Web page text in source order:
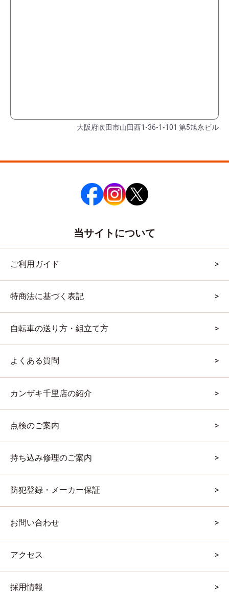
大阪府吹田市山田西1-36-1-101 第5旭永ビル
当サイトについて
ご利用ガイド
特商法に基づく表記
自転車の送り方・組立て方
よくある質問
カンザキ千里店の紹介
点検のご案内
持ち込み修理のご案内
防犯登録・メーカー保証
お問い合わせ
アクセス
採用情報